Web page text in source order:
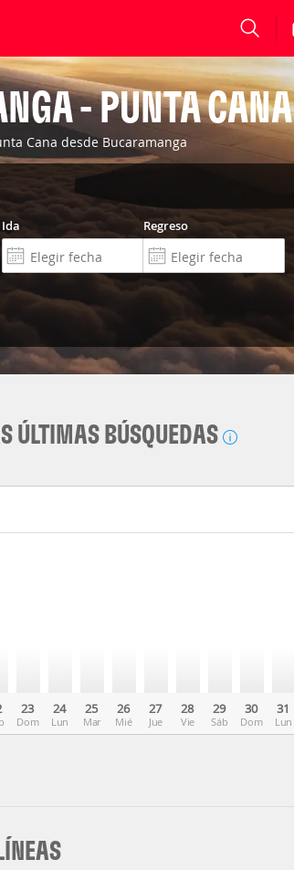
- PUNTA CANA
Cana desde Bucaramanga
Ida Regreso
ÚLTIMAS BÚSQUEDAS
23
Dom
24
Lun
25
Mar
26
Mié
27
Jue
28
Vie
29
Sáb
30
Dom
31
Lun